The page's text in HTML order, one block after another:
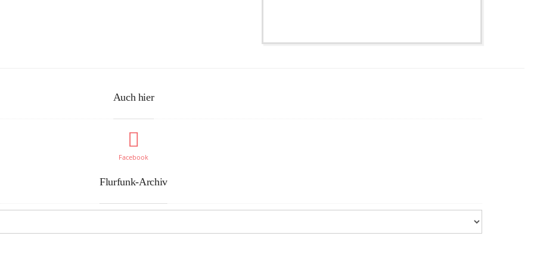
Auch hier
Facebook
Flurfunk-Archiv